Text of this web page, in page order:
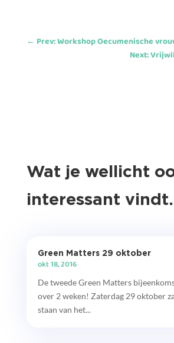
← Prev: Workshop Oecumenische
Next:
Wat je wellicht
interessant
Green Matters 29 oktober
okt 18, 2016
De tweede Green Matters
over 2 weken! Zaterdag 29 oktober
staan van het...